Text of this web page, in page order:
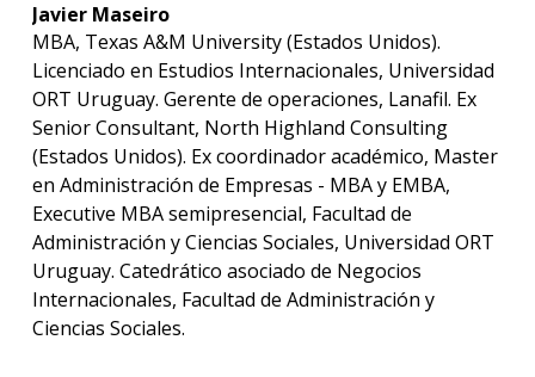
Javier Maseiro
MBA, Texas A&M University (Estados Unidos).
Licenciado en Estudios Internacionales, Universidad
ORT Uruguay. Gerente de operaciones, Lanafil. Ex
Senior Consultant, North Highland Consulting
(Estados Unidos). Ex coordinador académico, Master
en Administración de Empresas - MBA y EMBA,
Executive MBA semipresencial, Facultad de
Administración y Ciencias Sociales, Universidad ORT
Uruguay. Catedrático asociado de Negocios
Internacionales, Facultad de Administración y
Ciencias Sociales.